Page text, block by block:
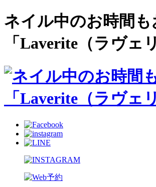
ネイル中のお時間
「Laverite（ラヴェ